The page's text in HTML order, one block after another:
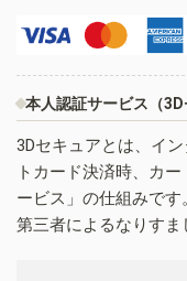
本人認証サービス（
3Dセキュアとは、イ
トカード決済時、カ
ービス」の仕組みです
第三者によるなりすま